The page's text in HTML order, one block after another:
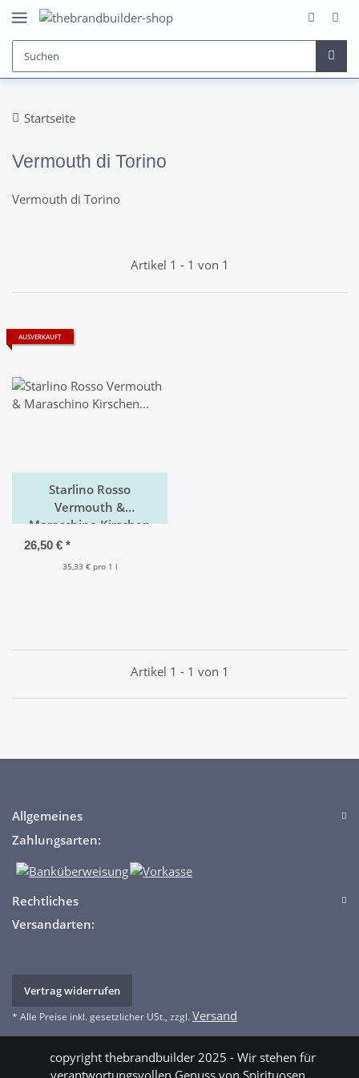
Startseite
Vermouth di Torino
Vermouth di Torino
Artikel 1 - 1 von 1
AUSVERKAUFT
Starlino Rosso
Vermouth &
Maraschino Kirschen
Manhattan Cocktail-Kit
26,50 € *
35,33 € pro 1 l
Artikel 1 - 1 von 1
Allgemeines
Zahlungsarten:
Rechtliches
Versandarten:
Vertrag widerrufen
* Alle Preise inkl. gesetzlicher USt., zzgl.Versand
copyright thebrandbuilder 2025 - Wir stehen für